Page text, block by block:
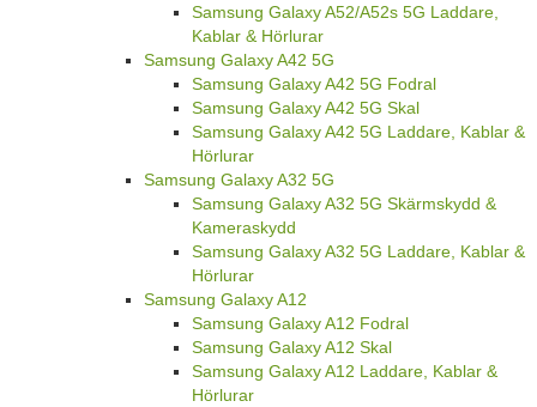
Samsung Galaxy A52/A52s 5G Laddare,
Kablar & Hörlurar
Samsung Galaxy A42 5G
Samsung Galaxy A42 5G Fodral
Samsung Galaxy A42 5G Skal
Samsung Galaxy A42 5G Laddare, Kablar &
Hörlurar
Samsung Galaxy A32 5G
Samsung Galaxy A32 5G Skärmskydd &
Kameraskydd
Samsung Galaxy A32 5G Laddare, Kablar &
Hörlurar
Samsung Galaxy A12
Samsung Galaxy A12 Fodral
Samsung Galaxy A12 Skal
Samsung Galaxy A12 Laddare, Kablar &
Hörlurar